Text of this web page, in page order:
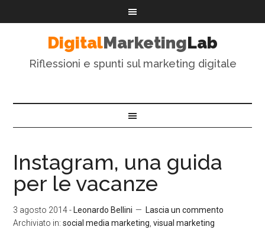
DigitalMarketingLab
Riflessioni e spunti sul marketing digitale
Instagram, una guida
per le vacanze
3 agosto 2014- Leonardo Bellini
Lascia un commento
Archiviato in:social media marketing ,visual marketing